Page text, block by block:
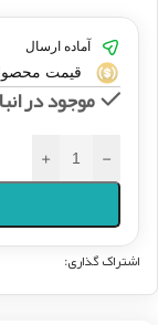
آماده ارسال
قیمت
موجود در
-
+
اشتراک گذاری: